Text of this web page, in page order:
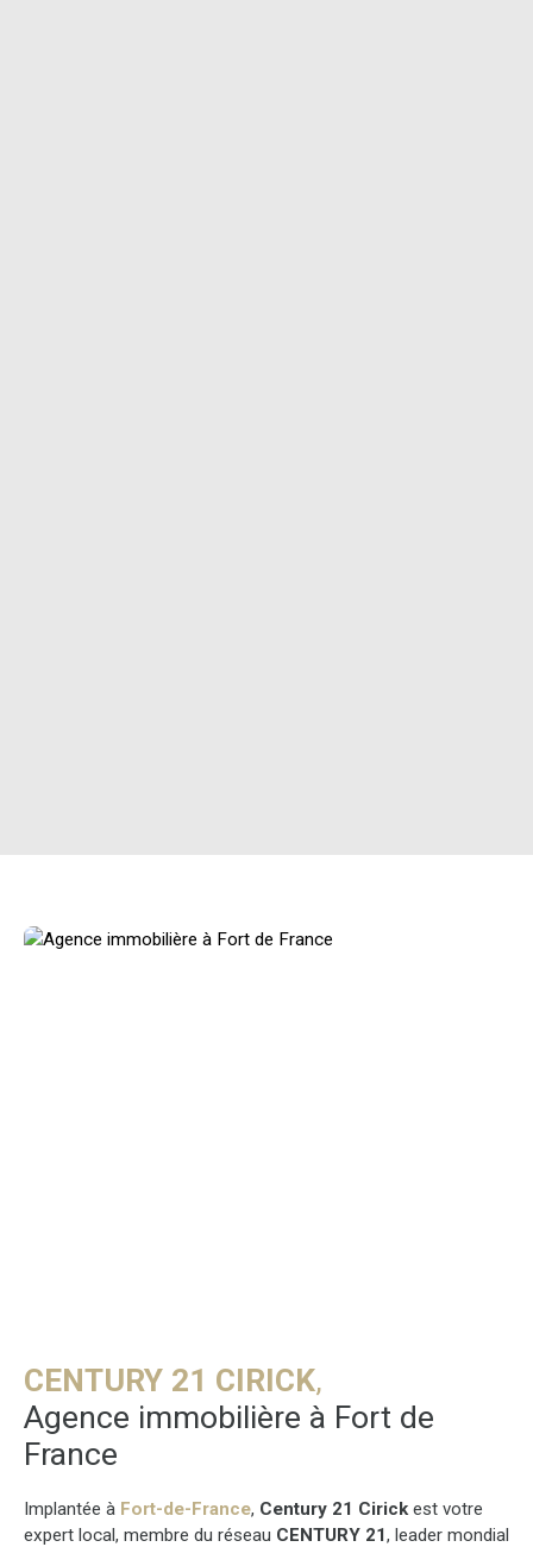
CENTURY 21 CIRICK,
Agence immobilière à Fort de
France
Implantée à Fort-de-France, Century 21 Cirickest votre
expert local, membre du réseau CENTURY 21, leader mondial